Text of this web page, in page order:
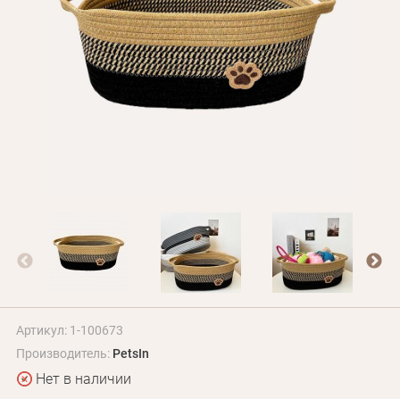
Оплата и доставка
Программа лояльности
О Нас
Артикул: 1-100673
Производитель: PetsIn
Нет в наличии